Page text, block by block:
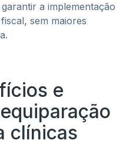
a implementação
sem maiores
e
clínicas